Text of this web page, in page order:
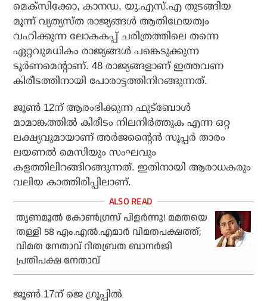
മെക്സിക്കോ, കാനഡ, യു.എസ്.എ തുടങ്ങിയ
മൂന്ന് വ്യത്യസ്ത രാജ്യങ്ങള്‍ ആതിഥേയത്വം
വഹിക്കുന്ന ലോകകപ്പ് ചരിത്രത്തിലെ തന്നെ
ഏറ്റവുമധികം രാജ്യങ്ങള്‍ പങ്കെടുക്കുന്ന
ടൂര്‍ണമെന്റാണ്. 48 രാജ്യങ്ങളാണ് ഇത്തവണ
കിരീടത്തിനായി പോരാട്ടത്തിനിറങ്ങുന്നത്.
ജൂണ്‍ 12ന് ആരംഭിക്കുന്ന ഫുട്‌ബോള്‍
മാമാങ്കത്തില്‍ കിരീടം നിലനിര്‍ത്തുക എന്ന ഒറ്റ
ലക്ഷ്യവുമായാണ് അര്‍ജന്റൈന്‍ സൂപ്പര്‍ താരം
ലയണല്‍ മെസിയും സംഘവും
കളത്തിലിറങ്ങിറങ്ങുന്നത്. ഇതിനായി ആരാധകരും
വലിയ കാത്തിരിപ്പിലാണ്.
തൃണമൂൽ കോൺഗ്രസ് പിളർന്നു! മമതയെ
തള്ളി 58 എം.എൽ.എമാർ വിമതപക്ഷത്ത്;
വിമത നേതാവ് റിതബ്രത ബാനർജി
പ്രതിപക്ഷ നേതാവ്
ജൂണ്‍ 17ന് ജെ ഗ്രൂപ്പില്‍